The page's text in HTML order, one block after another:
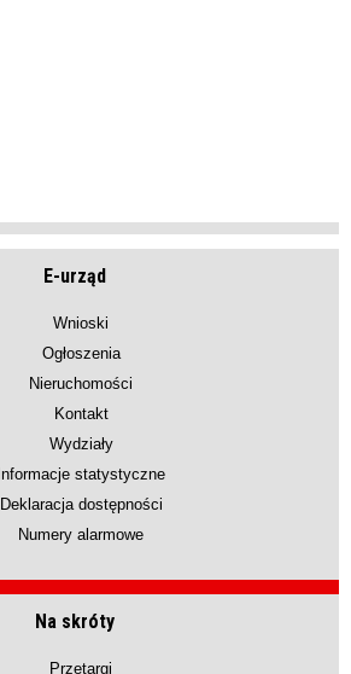
E-urząd
Wnioski
Ogłoszenia
Nieruchomości
Kontakt
Wydziały
Informacje statystyczne
Deklaracja dostępności
Numery alarmowe
Na skróty
Przetargi